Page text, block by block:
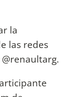
la
las redes